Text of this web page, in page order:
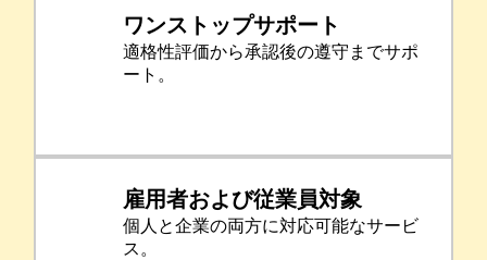
ワンストップサポート
適格性評価から承認後の遵守までサポ
ート。
雇用者および従業員対象
個人と企業の両方に対応可能なサービ
ス。